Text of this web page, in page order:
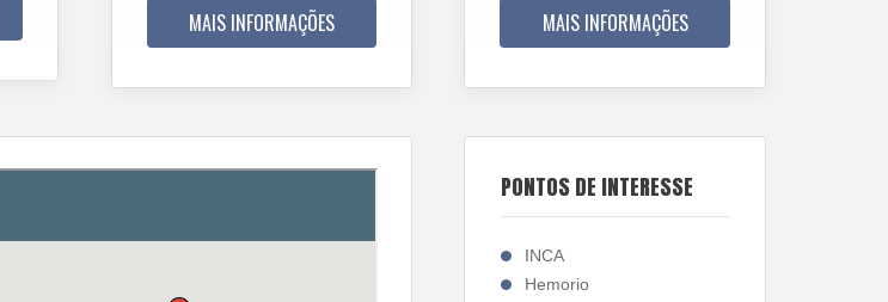
MAIS INFORMAÇÕES MAIS INFORMAÇÕES
PONTOS DE INTERESSE
INCA
Hemorio